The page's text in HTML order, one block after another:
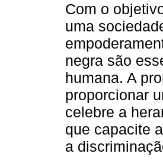
Com o
uma
negra são
humana. A
proporcionar
celebre a
que capacite
a